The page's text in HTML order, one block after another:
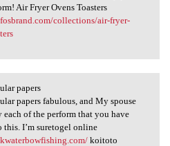
Air Fryer Ovens Toasters
collections/air-fryer-
papers
papers
papers fabulous, and My spouse
each of the perform that you have
this. I’m suretogel online
koitoto